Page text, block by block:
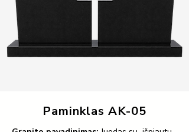
Paminklas AK-05